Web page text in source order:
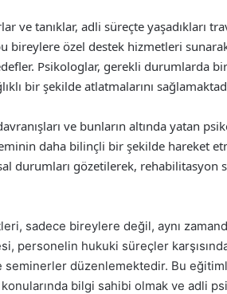
ve tanıklar, adli süreçte yaşadıkları
bireylere özel destek hizmetleri
Psikologlar, gerekli durumlarda
bir şekilde atlatmalarını
ve bunların altında yatan
daha bilinçli bir şekilde hareket
durumları gözetilerek, rehabilitasyon
sadece bireylere değil, aynı
personelin hukuki süreçler
seminerler düzenlemektedir. Bu
bilgi sahibi olmak ve adli